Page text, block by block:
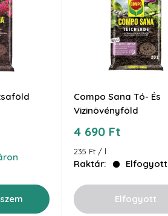
Compo Sana Tó- És
Vizinövényföld
Akciós
4 690 Ft
235 Ft / l
Raktár: Elfogyott
Elfogyott